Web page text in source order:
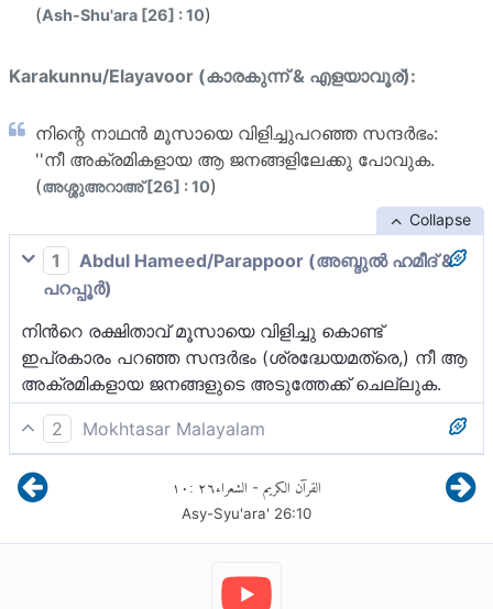
(Ash-Shu'ara [26] : 10)
Karakunnu/Elayavoor (കാരകുന്ന് & എളയാവൂര്):
നിന്റെ നാഥന്‍ മൂസായെ വിളിച്ചുപറഞ്ഞ സന്ദര്‍ഭം:
''നീ അക്രമികളായ ആ ജനങ്ങളിലേക്കു പോവുക.
(അശ്ശുഅറാഅ് [26] : 10)
Collapse
1
Abdul Hameed/Parappoor (അബ്ദുല്‍ ഹമീദ് &
പറപ്പൂര്‍)
നിന്‍റെ രക്ഷിതാവ് മൂസായെ വിളിച്ചു കൊണ്ട്
ഇപ്രകാരം പറഞ്ഞ സന്ദര്‍ഭം (ശ്രദ്ധേയമത്രെ,) നീ ആ
അക്രമികളായ ജനങ്ങളുടെ അടുത്തേക്ക് ചെല്ലുക.
2
Mokhtasar Malayalam
അല്ലാഹുവിൻ്റെ റസൂലേ! അല്ലാഹുവിനെ
നിഷേധിച്ചു കൊണ്ടും, മൂസായുടെ ജനതയെ
(ഇസ്റാഈൽ സന്തതികളെ) അടിച്ചമർത്തി കൊണ്ടും
അതിക്രമികളായി തീർന്ന ഒരു ജനതയുടെ
അടുക്കലേക്ക് ചെല്ലുവാൻ കൽപ്പിച്ചു കൊണ്ട്
മൂസായെ നിൻ്റെ രക്ഷിതാവ് വിളിച്ച സന്ദർഭം
القرآن الكريم - الشعراء٢٦:١٠
Asy-Syu'ara' 26:10